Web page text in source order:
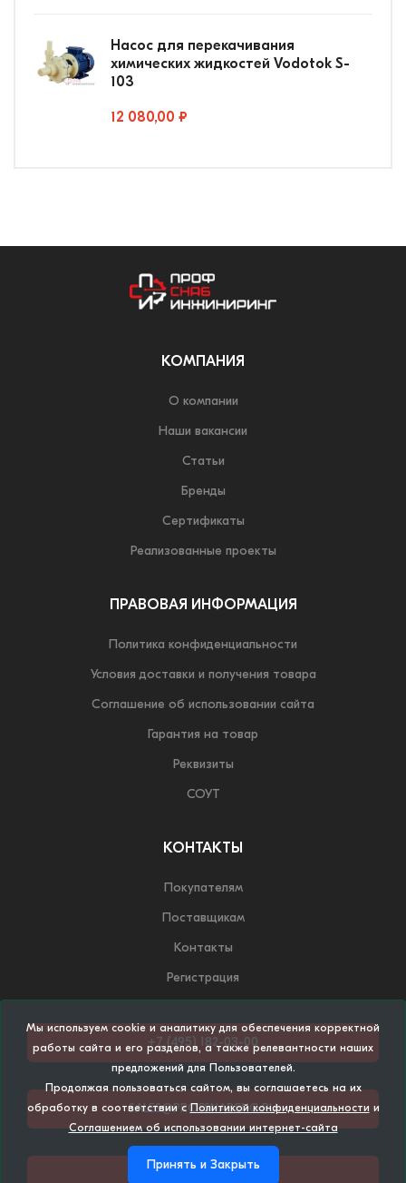
Насос для перекачивания
химических жидкостей Vodotok S-
103
12 080,00 ₽
Мы используем cookie и аналитику для обеспечения корректной
работы сайта и его разделов, а также релевантности наших
предложений для Пользователей.
Продолжая пользоваться сайтом, вы соглашаетесь на их
обработку в соответствии сПолитикой конфиденциальности и
Соглашением об использовании интернет-сайта
Принять и Закрыть
КОМПАНИЯ
О компании
Наши вакансии
Статьи
Бренды
Сертификаты
Реализованные проекты
ПРАВОВАЯ ИНФОРМАЦИЯ
Политика конфиденциальности
Условия доставки и получения товара
Соглашение об использовании сайта
Гарантия на товар
Реквизиты
СОУТ
КОНТАКТЫ
Покупателям
Поставщикам
Контакты
Регистрация
+7 (495) 182-03-00
SALES@PROFSNABENG.RU
НАПИСАТЬ